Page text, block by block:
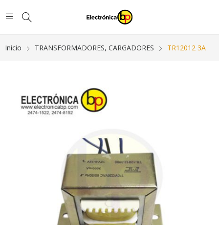
Inicio TRANSFORMADORES, CARGADORES TR12012 3A